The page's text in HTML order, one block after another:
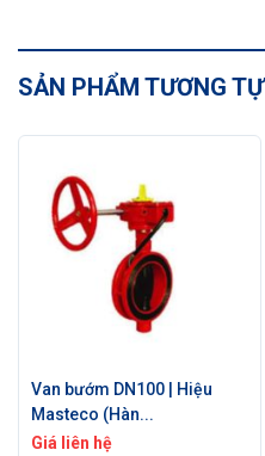
SẢN PHẨM TƯƠNG TỰ
Van bướm DN100 | Hiệu
Masteco (Hàn...
Giá liên hệ